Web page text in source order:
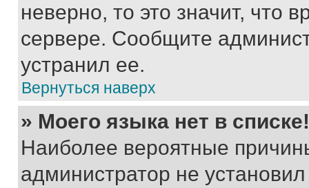
неверно, то это значит, что
сервере. Сообщите
устранил ее.
Вернуться наверх
» Моего языка нет в списке!
Наиболее вероятные
администратор не